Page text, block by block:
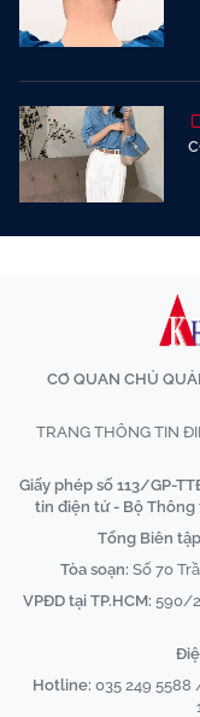
CƠ QUAN CHỦ
TRANG THÔNG TIN
Giấy phép số 113/GP-
tin điện tử - Bộ
Tổng Biên
Tòa soạn: Số 70
VPĐD tại TP.HCM: 590/
Hotline: 035 249 5588